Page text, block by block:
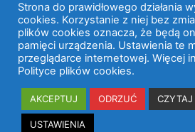
WYDAWNICTWO DANGO 2026 ©
ZASTRZEŻONE.
Strona do prawidłowego działania
cookies. Korzystanie z niej bez
plików cookies oznacza, że będą
pamięci urządzenia. Ustawienia te
przeglądarce internetowej. Więcej
Polityce plików cookies.
AKCEPTUJ ODRZUĆ CZYTAJ
USTAWIENIA